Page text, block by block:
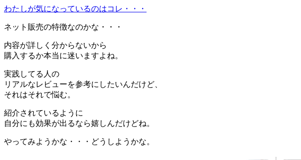
わたしが気になっているのはコレ・・・
ネット販売の特徴なのかな・・・
内容が詳しく分からないから
購入するか本当に迷いますよね。
実践してる人の
リアルなレビューを参考にしたいんだけど、
それはそれで悩む。
紹介されているように
自分にも効果が出るなら嬉しんだけどね。
やってみようかな・・・どうしようかな。